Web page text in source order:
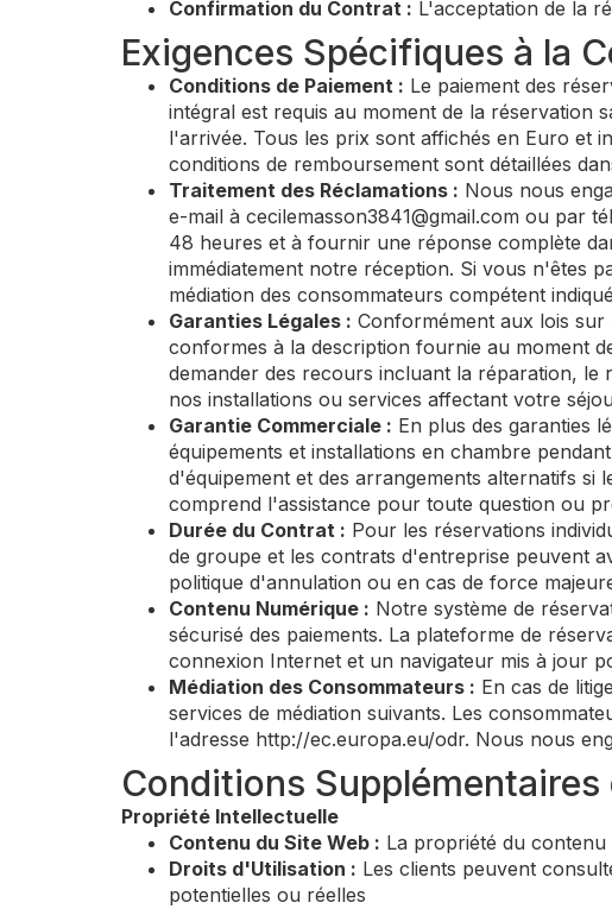
Confirmation du Contrat : L'acceptation de la
Exigences Spécifiques à la
Conditions de Paiement : Le paiement des
intégral est requis au moment de la réservation
l'arrivée. Tous les prix sont affichés en Euro et
conditions de remboursement sont détaillées
Traitement des Réclamations : Nous nous
e-mail à cecilemasson3841@gmail.com ou par
48 heures et à fournir une réponse complète
immédiatement notre réception. Si vous n'êtes
médiation des consommateurs compétent
Garanties Légales : Conformément aux lois
conformes à la description fournie au moment
demander des recours incluant la réparation, le
nos installations ou services affectant votre
Garantie Commerciale : En plus des garanties
équipements et installations en chambre
d'équipement et des arrangements alternatifs si
comprend l'assistance pour toute question ou
Durée du Contrat : Pour les réservations
de groupe et les contrats d'entreprise peuvent
politique d'annulation ou en cas de force
Contenu Numérique : Notre système de
sécurisé des paiements. La plateforme de
connexion Internet et un navigateur mis à jour
Médiation des Consommateurs : En cas de
services de médiation suivants. Les
l'adresse http://ec.europa.eu/odr. Nous nous
Conditions Supplémentaires
Propriété Intellectuelle
Contenu du Site Web : La propriété du contenu
Droits d'Utilisation : Les clients peuvent
potentielles ou réelles